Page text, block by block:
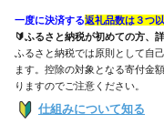
一度に決済する返礼品数は３つ
🔰ふるさと納税が初めての方、
ふるさと納税では原則として自
ます。控除の対象となる寄付金
りますのでご注意ください。
仕組みについて知る